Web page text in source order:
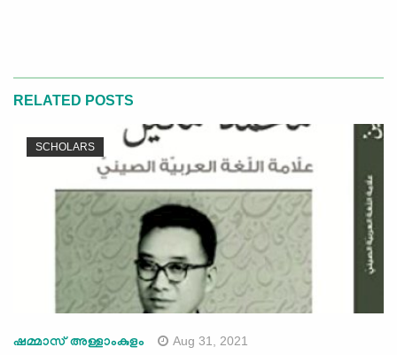
RELATED POSTS
SCHOLARS
ഷമ്മാസ് അള്ളാംകുളം Aug 31, 2021